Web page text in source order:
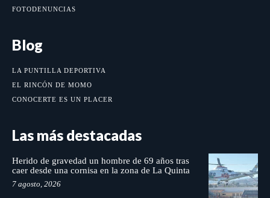
FOTODENUNCIAS
Blog
LA PUNTILLA DEPORTIVA
EL RINCÓN DE MOMO
CONOCERTE ES UN PLACER
Las más destacadas
Herido de gravedad un hombre de 69 años tras
caer desde una cornisa en la zona de La Quinta
7 agosto, 2026